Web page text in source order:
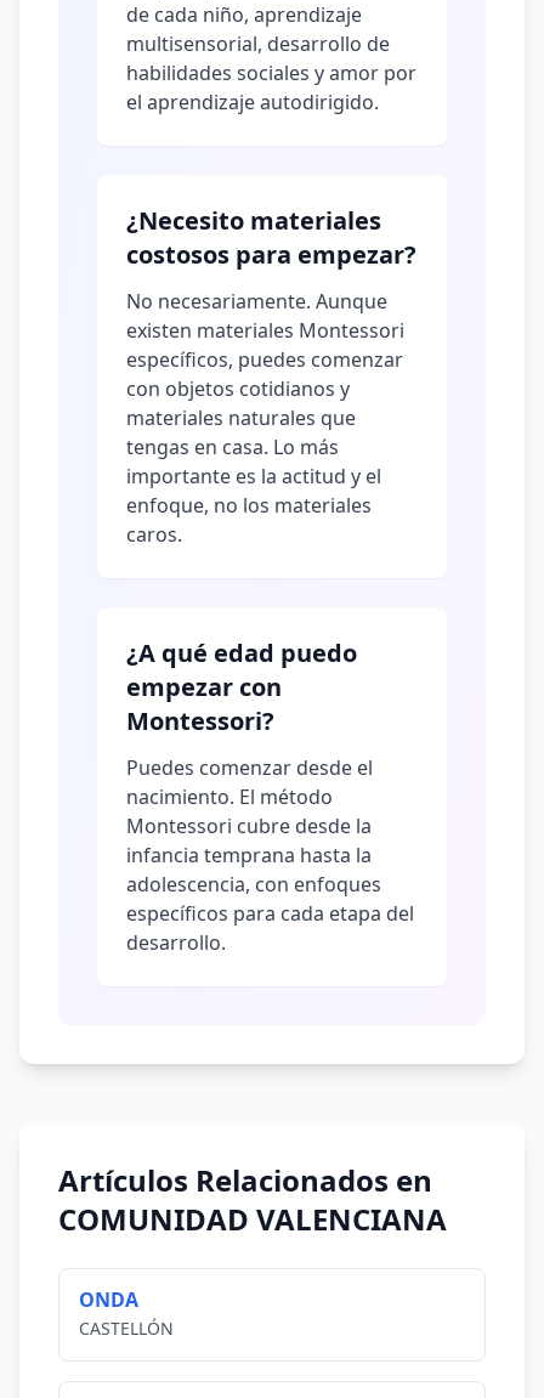
de cada niño, aprendizaje
multisensorial, desarrollo de
habilidades sociales y amor por
el aprendizaje autodirigido.
¿Necesito materiales
costosos para empezar?
No necesariamente. Aunque
existen materiales Montessori
específicos, puedes comenzar
con objetos cotidianos y
materiales naturales que
tengas en casa. Lo más
importante es la actitud y el
enfoque, no los materiales
caros.
¿A qué edad puedo
empezar con
Montessori?
Puedes comenzar desde el
nacimiento. El método
Montessori cubre desde la
infancia temprana hasta la
adolescencia, con enfoques
específicos para cada etapa del
desarrollo.
Artículos Relacionados en
COMUNIDAD VALENCIANA
ONDA
CASTELLÓN